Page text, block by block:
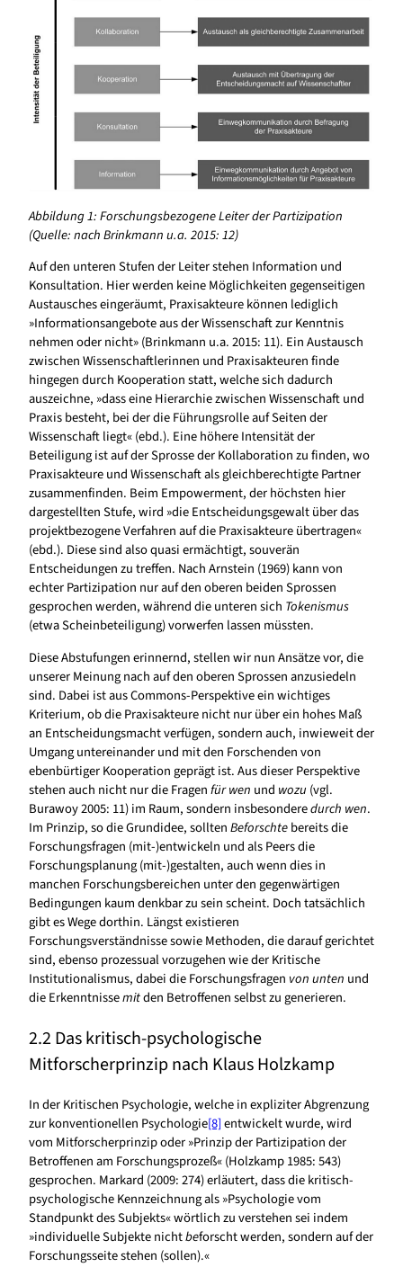
Abbildung 1: Forschungsbezogene Leiter der Partizipation
(Quelle: nach Brinkmann u.a. 2015: 12)
Auf den unteren Stufen der Leiter stehen Information und
Konsultation. Hier werden keine Möglichkeiten gegenseitigen
Austausches eingeräumt, Praxisakteure können lediglich
»Informationsangebote aus der Wissenschaft zur Kenntnis
nehmen oder nicht» (Brinkmann u.a. 2015: 11). Ein Austausch
zwischen Wissenschaftlerinnen und Praxisakteuren finde
hingegen durch Kooperation statt, welche sich dadurch
auszeichne, »dass eine Hierarchie zwischen Wissenschaft und
Praxis besteht, bei der die Führungsrolle auf Seiten der
Wissenschaft liegt« (ebd.). Eine höhere Intensität der
Beteiligung ist auf der Sprosse der Kollaboration zu finden, wo
Praxisakteure und Wissenschaft als gleichberechtigte Partner
zusammenfinden. Beim Empowerment, der höchsten hier
dargestellten Stufe, wird »die Entscheidungsgewalt über das
projektbezogene Verfahren auf die Praxisakteure übertragen«
(ebd.). Diese sind also quasi ermächtigt, souverän
Entscheidungen zu treffen. Nach Arnstein (1969) kann von
echter Partizipation nur auf den oberen beiden Sprossen
gesprochen werden, während die unteren sich Tokenismus
(etwa Scheinbeteiligung) vorwerfen lassen müssten.
Diese Abstufungen erinnernd, stellen wir nun Ansätze vor, die
unserer Meinung nach auf den oberen Sprossen anzusiedeln
sind. Dabei ist aus Commons-Perspektive ein wichtiges
Kriterium, ob die Praxisakteure nicht nur über ein hohes Maß
an Entscheidungsmacht verfügen, sondern auch, inwieweit der
Umgang untereinander und mit den Forschenden von
ebenbürtiger Kooperation geprägt ist. Aus dieser Perspektive
stehen auch nicht nur die Fragenfür wen und wozu (vgl.
Burawoy 2005: 11) im Raum, sondern insbesonderedurch wen.
Im Prinzip, so die Grundidee, solltenBeforschtebereits die
Forschungsfragen (mit-)entwickeln und als Peers die
Forschungsplanung (mit-)gestalten, auch wenn dies in
manchen Forschungsbereichen unter den gegenwärtigen
Bedingungen kaum denkbar zu sein scheint. Doch tatsächlich
gibt es Wege dorthin. Längst existieren
Forschungsverständnisse sowie Methoden, die darauf gerichtet
sind, ebenso prozessual vorzugehen wie der Kritische
Institutionalismus, dabei die Forschungsfragen von unten und
die Erkenntnissemitden Betroffenen selbst zu generieren.
2.2 Das kritisch-psychologische
Mitforscherprinzip nach Klaus Holzkamp
In der Kritischen Psychologie, welche in expliziter Abgrenzung
zur konventionellen Psychologie[8]entwickelt wurde, wird
vom Mitforscherprinzip oder »Prinzip der Partizipation der
Betroffenen am Forschungsprozeß« (Holzkamp 1985: 543)
gesprochen. Markard (2009: 274) erläutert, dass die kritisch-
psychologische Kennzeichnung als »Psychologie vom
Standpunkt des Subjekts« wörtlich zu verstehen sei indem
»individuelle Subjekte nichtbeforscht werden, sondern auf der
Forschungsseite stehen (sollen).«